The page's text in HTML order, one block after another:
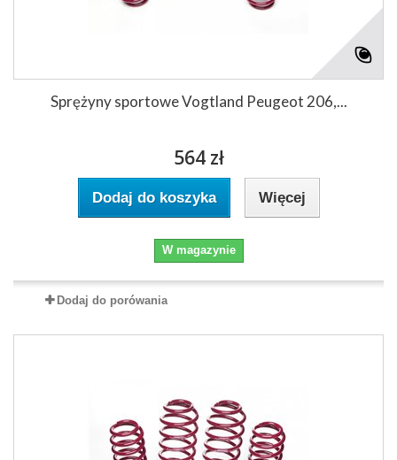
Sprężyny sportowe Vogtland Peugeot 206,...
564 zł
Dodaj do koszyka Więcej
W magazynie
Dodaj do porówania